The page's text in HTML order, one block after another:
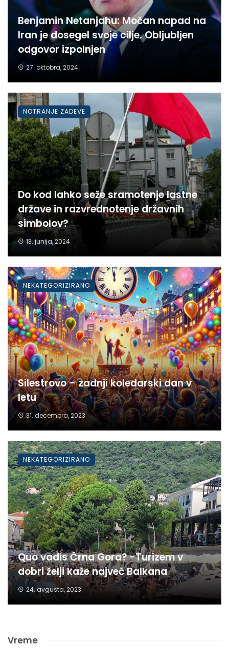
Benjamin Netanjahu: Močan napad na
Iran je dosegel svoje cilje. Obljubljen
odgovor izpolnjen
27. oktobra, 2024
Do kod lahko seže sramotenje lastne
države in razvrednotenje državnih
simbolov?
13. junija, 2024
NOTRANJE ZADEVE
Silestrovo – zadnji koledarski dan v
letu
31. decembra, 2023
NEKATEGORIZIRANO
Quo vadis Črna Gora? -Turizem v
dobri želji kaže največ Balkana
24. avgusta, 2023
NEKATEGORIZIRANO
Vreme